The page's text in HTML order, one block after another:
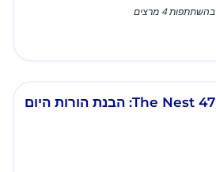
בהשתתפות 4 מרצים
The Nest 47: הבנת הורות היום